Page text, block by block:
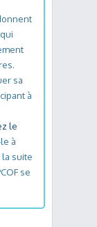
sa
à
le
à
la suite
se